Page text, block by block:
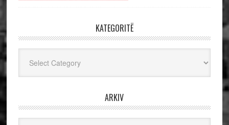
KATEGORITË
ARKIV